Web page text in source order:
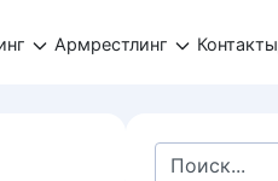
Армрестлинг Контакты
Search